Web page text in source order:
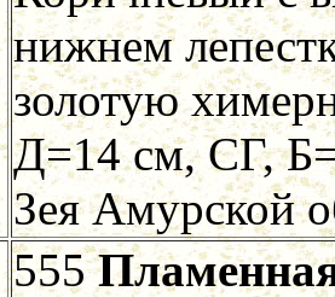
нижнем
золотую
Д=14 см, СГ,
Зея Амурской
555